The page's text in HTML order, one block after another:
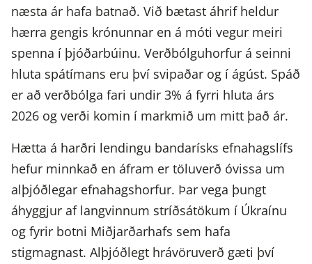
næsta ár hafa batnað. Við bætast áhrif heldur
hærra gengis krónunnar en á móti vegur meiri
spenna í þjóðarbúinu. Verðbólguhorfur á seinni
hluta spátímans eru því svipaðar og í ágúst. Spáð
er að verðbólga fari undir 3% á fyrri hluta árs
2026 og verði komin í markmið um mitt það ár.
Hætta á harðri lendingu bandarísks efnahagslífs
hefur minnkað en áfram er töluverð óvissa um
alþjóðlegar efnahagshorfur. Þar vega þungt
áhyggjur af langvinnum stríðsátökum í Úkraínu
og fyrir botni Miðjarðarhafs sem hafa
stigmagnast. Alþjóðlegt hrávöruverð gæti því